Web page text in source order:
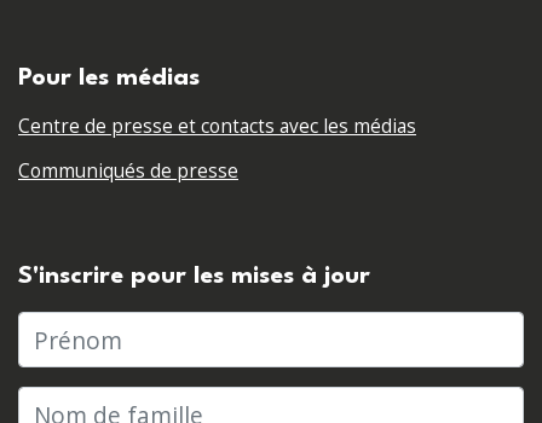
Pour les médias
Centre de presse et contacts avec les médias
Communiqués de presse
S'inscrire pour les mises à jour
Prénom
Nom de famille